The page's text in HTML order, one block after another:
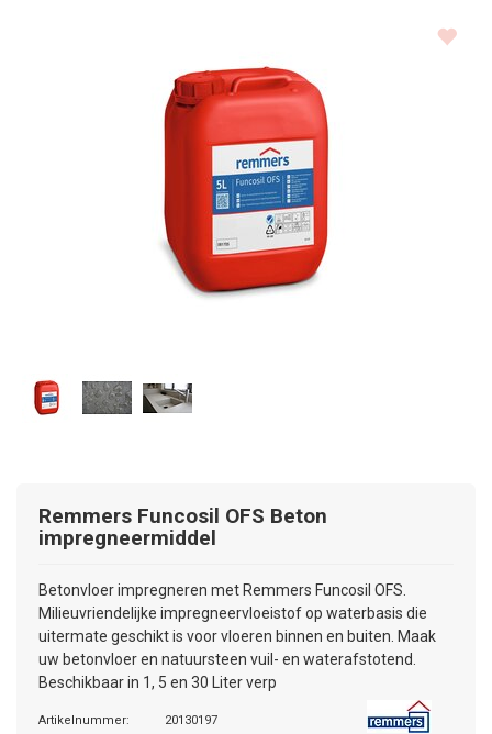
Remmers Funcosil OFS Beton
impregneermiddel
Betonvloer impregneren met Remmers Funcosil OFS.
Milieuvriendelijke impregneervloeistof op waterbasis die
uitermate geschikt is voor vloeren binnen en buiten. Maak
uw betonvloer en natuursteen vuil- en waterafstotend.
Beschikbaar in 1, 5 en 30 Liter verp
Artikelnummer: 20130197